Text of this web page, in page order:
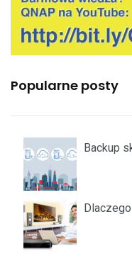
Popularne posty
Backup